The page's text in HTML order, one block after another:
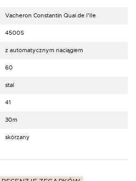
Vacheron Constantin Quai de l'Ile
4500S
z automatycznym naciągiem
60
stal
41
30m
skórzany